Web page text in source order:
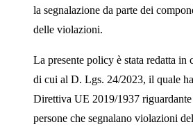
la segnalazione da parte dei
delle violazioni.
La presente policy è stata redatta in
di cui al D. Lgs. 24/2023, il quale
Direttiva UE 2019/1937
persone che segnalano violazioni